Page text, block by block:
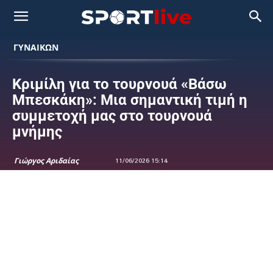
ΓΥΝΑΙΚΩΝ
Κριμίλη για το τουρνουά «Βάσω
Μπεσκάκη»: Μια σημαντική τιμή η
συμμετοχή μας στο τουρνουά
μνήμης
Γιώργος Αριδαίας 11/06/2026 15:14